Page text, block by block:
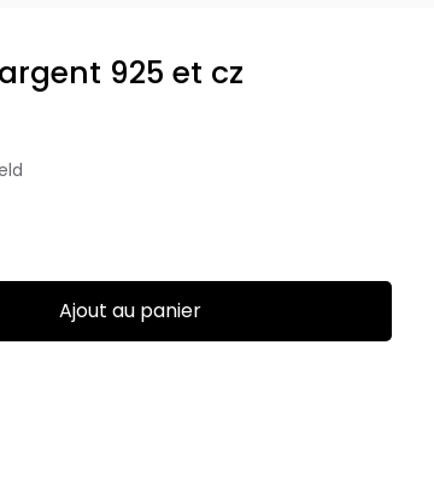
925 et cz
Ajout au panier